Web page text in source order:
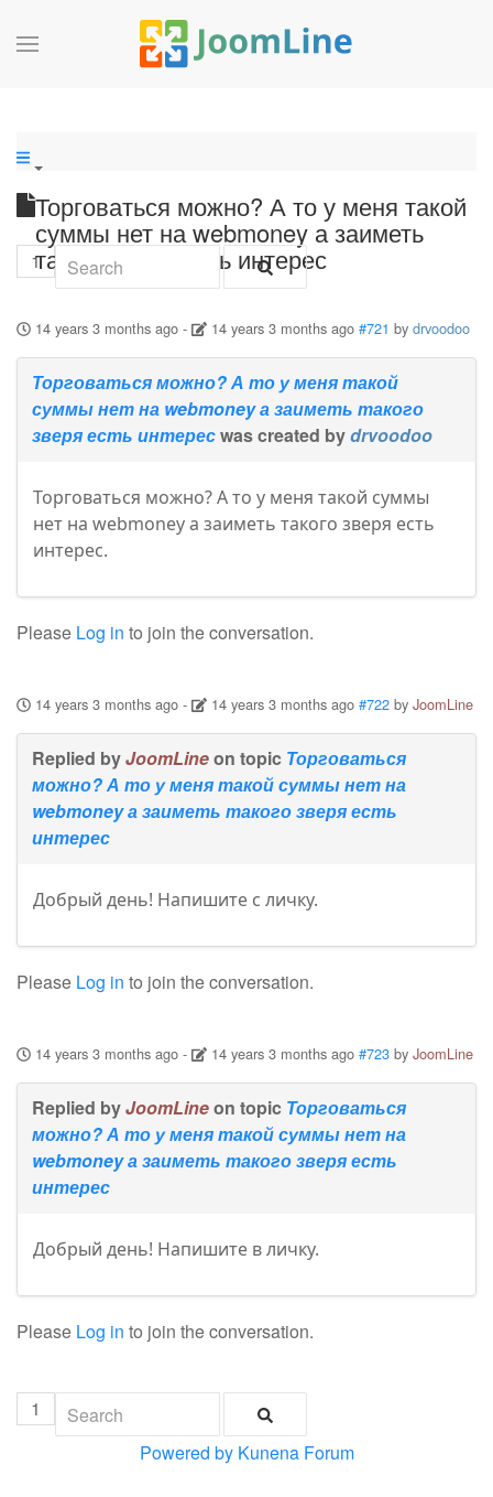
Торговаться можно? А то у меня такой
суммы нет на webmoney а заиметь
такого зверя есть интерес
1
14 years 3 months ago- 14 years 3 months ago #721 bydrvoodoo
Торговаться можно? А то у меня такой
суммы нет на webmoney а заиметь такого
зверя есть интересwas created bydrvoodoo
Торговаться можно? А то у меня такой суммы
нет на webmoney а заиметь такого зверя есть
интерес.
Please Log in to join the conversation.
14 years 3 months ago- 14 years 3 months ago #722 byJoomLine
Replied byJoomLineon topic Торговаться
можно? А то у меня такой суммы нет на
webmoney а заиметь такого зверя есть
интерес
Добрый день! Напишите с личку.
Please Log in to join the conversation.
14 years 3 months ago- 14 years 3 months ago #723 byJoomLine
Replied byJoomLineon topic Торговаться
можно? А то у меня такой суммы нет на
webmoney а заиметь такого зверя есть
интерес
Добрый день! Напишите в личку.
Please Log in to join the conversation.
1
Powered by Kunena Forum